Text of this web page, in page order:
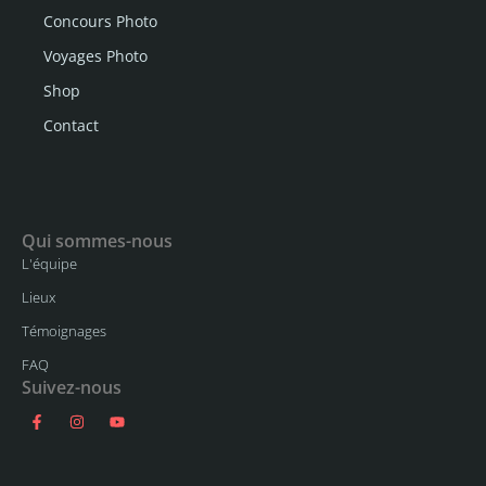
Concours Photo
Voyages Photo
Shop
Contact
Qui sommes-nous
L'équipe
Lieux
Témoignages
FAQ
Suivez-nous